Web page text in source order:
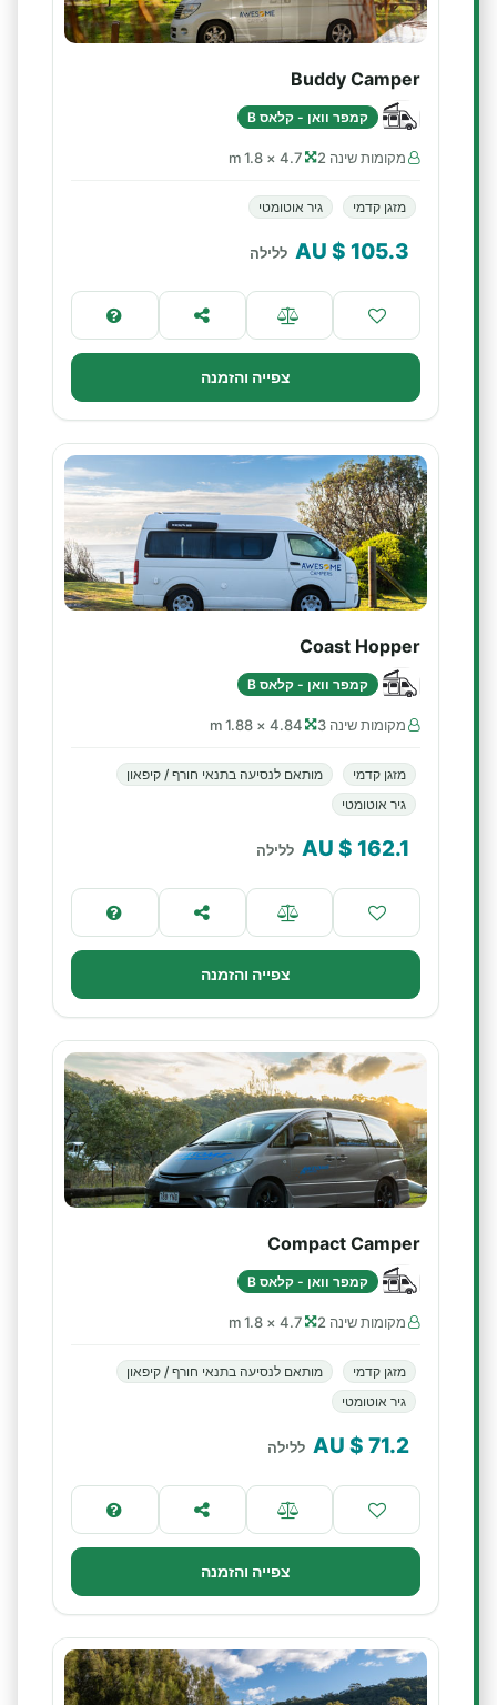
Buddy Camper
קמפר וואן - קלאס B
מקומות שינה 2 4.7 × 1.8 m
מזגן קדמי גיר אוטומטי
105.3
$ AU ללילה
צפייה והזמנה
Coast Hopper
קמפר וואן - קלאס B
מקומות שינה 3 4.84 × 1.88 m
מזגן קדמי
מותאם לנסיעה בתנאי חורף / קיפאון
גיר אוטומטי
162.1
$ AU ללילה
צפייה והזמנה
Compact Camper
קמפר וואן - קלאס B
מקומות שינה 2 4.7 × 1.8 m
מזגן קדמי
מותאם לנסיעה בתנאי חורף / קיפאון
גיר אוטומטי
71.2
$ AU ללילה
צפייה והזמנה